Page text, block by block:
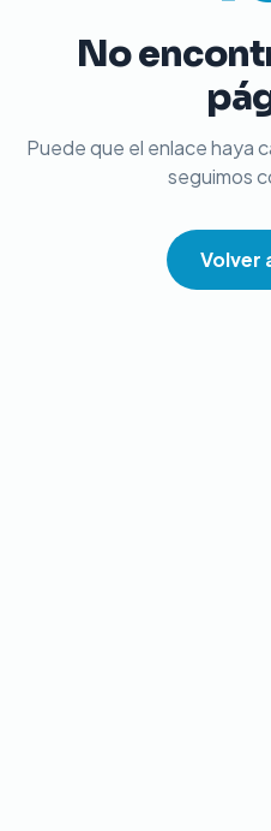
No
Puede que el enlace haya
seguimos
Volver